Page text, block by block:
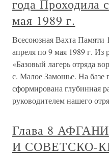
года Проходила
мая 1989 г.
Всесоюзная Вахта Памяти
апреля по 9 мая 1989 г. Из
«Базовый лагерь отряда
с. Малое Замошье. На базе
сформирована глубинная
руководителем нашего
Глава 8
И СОВЕТСКО-